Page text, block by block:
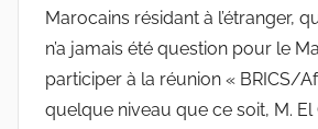
Marocains résidant à l’étranger,
n’a jamais été question pour le
participer à la réunion « BRICS/
quelque niveau que ce soit, M. El